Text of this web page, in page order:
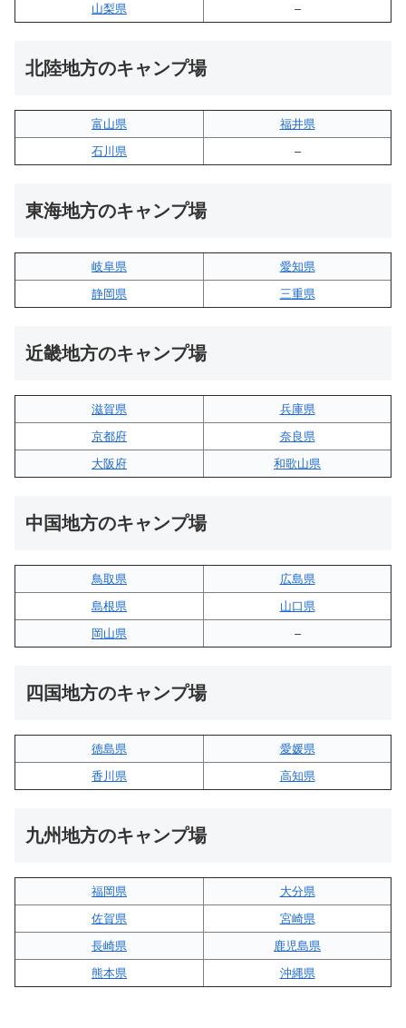
山梨県
–
北陸地方のキャンプ場
富山県
福井県
石川県
–
東海地方のキャンプ場
岐阜県
愛知県
静岡県
三重県
近畿地方のキャンプ場
滋賀県
兵庫県
京都府
奈良県
大阪府
和歌山県
中国地方のキャンプ場
鳥取県
広島県
島根県
山口県
岡山県
–
四国地方のキャンプ場
徳島県
愛媛県
香川県
高知県
九州地方のキャンプ場
福岡県
大分県
佐賀県
宮崎県
長崎県
鹿児島県
熊本県
沖縄県